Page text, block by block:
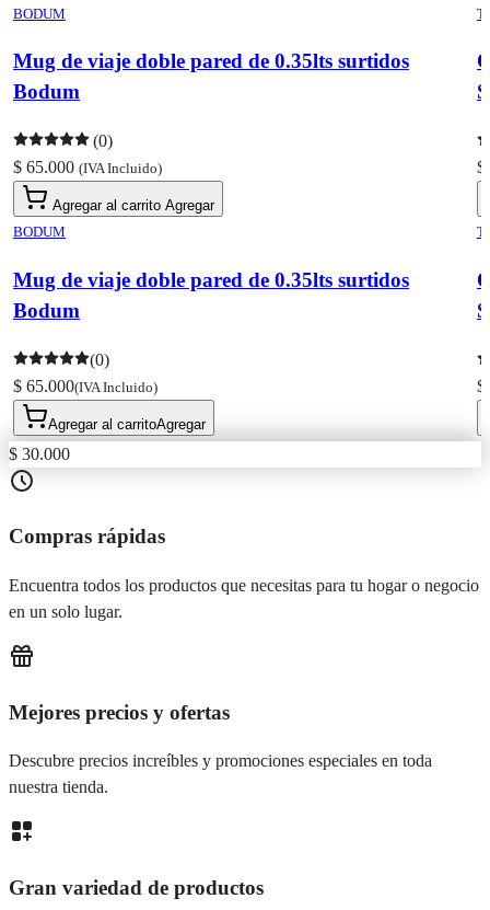
BODUM
Mug de viaje doble pared de 0.35lts surtidos
Bodum
(0)
$ 65.000 (IVA Incluido)
Agregar al carrito Agregar
BODUM
Mug de viaje doble pared de 0.35lts surtidos
Bodum
(0)
$ 65.000(IVA Incluido)
Agregar al carritoAgregar
$
$
$ 30.000
Compras rápidas
Encuentra todos los productos que necesitas para tu hogar o negocio
en un solo lugar.
Mejores precios y ofertas
Descubre precios increíbles y promociones especiales en toda
nuestra tienda.
Gran variedad de productos